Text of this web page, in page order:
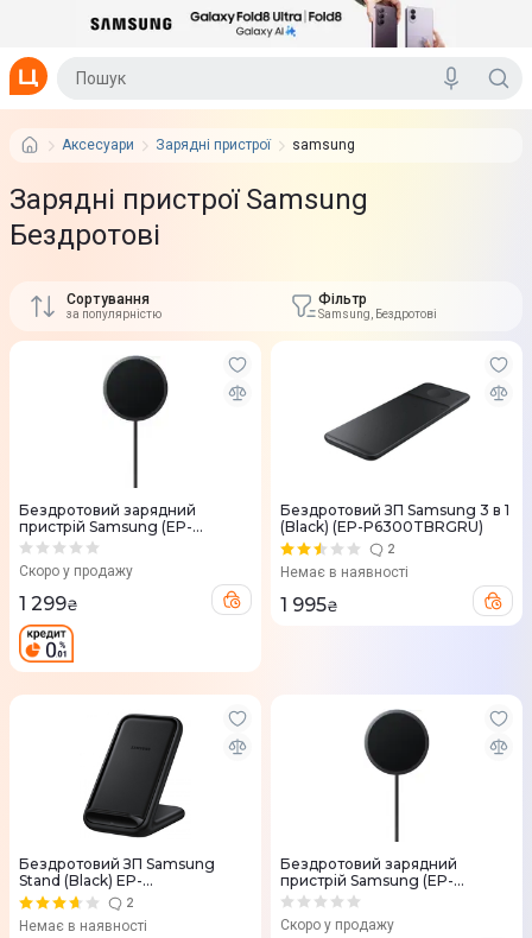
Аксесуари Зарядні пристрої samsung
Зарядні пристрої Samsung
Бездротові
Сортування
за популярністю
Фільтр
Samsung, Бездротові
Бездротовий зарядний
пристрій Samsung (EP-
P2900BBEGWW) 25W темно-
Скоро у продажу
1 299₴
Бездротовий ЗП Samsung 3 в 1
(Black) (EP-P6300TBRGRU)
2
Немає в наявності
1 995₴
Бездротовий ЗП Samsung
Stand (Black) EP-
N5200TBRGRU
2
Немає в наявності
Бездротовий зарядний
пристрій Samsung (EP-
P2900TBEGWW) 25W темно-
Скоро у продажу